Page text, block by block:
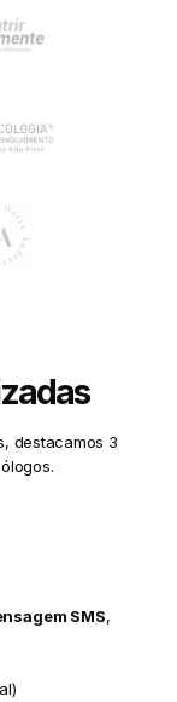
destacamos 3
SMS,